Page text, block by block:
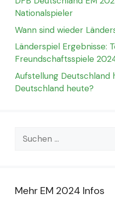
Nationalspieler
Wann sind wieder
Länderspiel Ergebnisse:
Freundschaftsspiele
Aufstellung Deutschland
Deutschland heute?
Suchen
nach:
Mehr EM 2024 Infos